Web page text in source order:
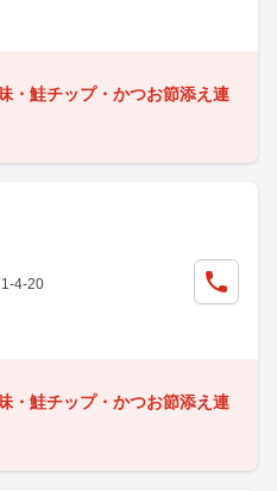
・鮭チップ・かつお節添え連
4-20
・鮭チップ・かつお節添え連